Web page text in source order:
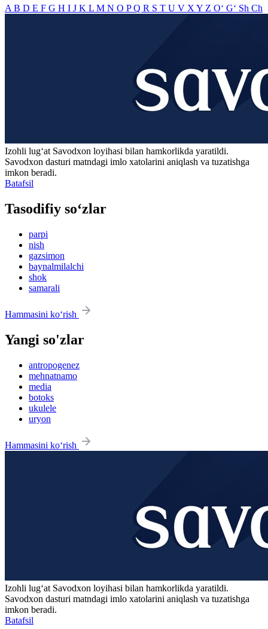
A B D E F G H I J K L M N O PQ R S T U V X Y Z O‘ G‘ Sh Ch
Izohli lugʻat Savodxon loyihasi bilan hamkorlikda yaratildi.
Savodxon dasturi matndagi imlo xatolarini aniqlash va tuzatishga
imkon beradi.
Batafsil
Tasodifiy so‘zlar
parpi
nish
gazsimon
baynalmilalchi
shok
samarali
Hammasini ko‘rish
Yangi so'zlar
antropogenez
mehnatnamo
media
botoks
ukulele
uryon
Hammasini ko‘rish
Izohli lugʻat Savodxon loyihasi bilan hamkorlikda yaratildi.
Savodxon dasturi matndagi imlo xatolarini aniqlash va tuzatishga
imkon beradi.
Batafsil